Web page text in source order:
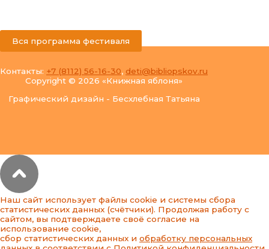
Вся программа фестиваля
Контакты: +7 (8112) 56-16-30, deti@bibliopskov.ru
Copyright © 2026 «Книжная яблоня»
Графический дизайн - Бесхлебная Татьяна
Наш сайт использует файлы cookie и системы сбора
статистических данных (счётчики). Продолжая работу с
сайтом, вы подтверждаете своё согласие на
использование cookie,
сбор статистических данных и обработку персональных